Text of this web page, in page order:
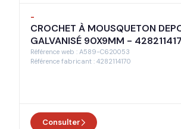
-
CROCHET À MOUSQUETON
GALVANISÉ 90X9MM -
Référence web : A589-C620053
Référence fabricant : 4282114170
Consulter